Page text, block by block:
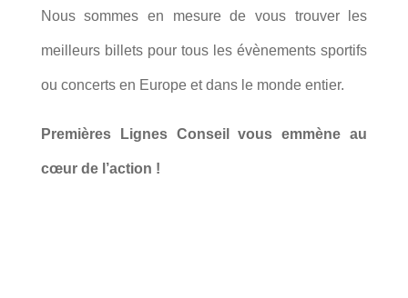
Nous sommes en mesure de vous trouver les
meilleurs billets pour tous les évènements sportifs
ou concerts en Europe et dans le monde entier.
Premières Lignes Conseil vous emmène au
cœur de l’action !